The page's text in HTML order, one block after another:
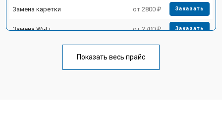
Замена каретки от 2800 ₽ Заказать
Замена Wi-Fi от 2700 ₽ Заказать
от 3500 ₽
Показать весь прайс